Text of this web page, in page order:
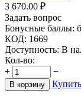
3 670.00 ₽
Задать вопрос
Бонусные баллы:
КОД: 1669
Доступность: В
Кол-во:
+
−
В корзину